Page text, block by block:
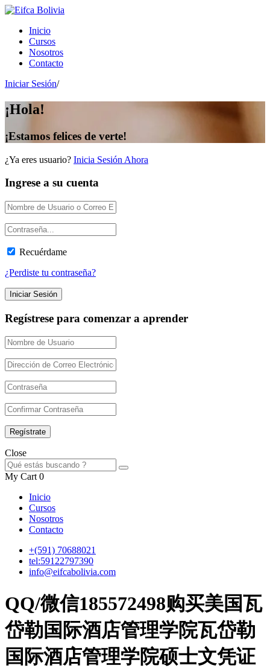
Inicio
Cursos
Nosotros
Contacto
Iniciar Sesión/
¡Hola!
¡Estamos felices de verte!
¿Ya eres usuario? Inicia Sesión Ahora
Ingrese a su cuenta
Recuérdame
¿Perdiste tu contraseña?
Regístrese para comenzar a aprender
Close
My Cart 0
Inicio
Cursos
Nosotros
Contacto
+(591) 70688021
tel:59122797390
info@eifcabolivia.com
QQ/微信185572498购买美国瓦
岱勒国际酒店管理学院瓦岱勒
国际酒店管理学院硕士文凭证